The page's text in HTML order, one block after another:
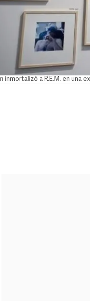
inmortalizó a R.E.M. en una